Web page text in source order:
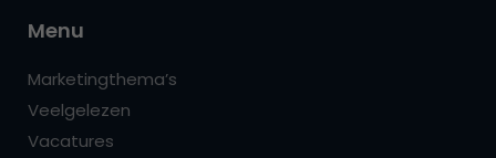
Menu
Marketingthema’s
Veelgelezen
Vacatures